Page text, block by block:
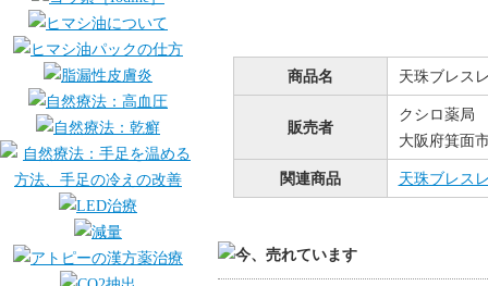
商品名 天珠ブレス
販売者
クシロ薬局
大阪府箕面
関連商品 天珠ブレス